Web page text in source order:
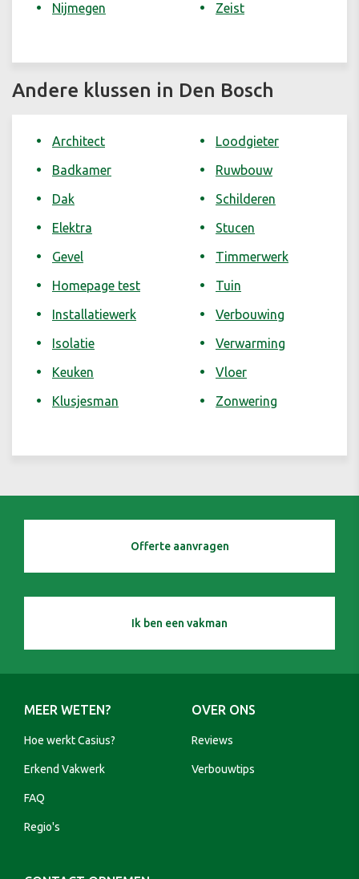
Nijmegen
Zeist
Andere klussen in Den Bosch
Architect
Badkamer
Dak
Elektra
Gevel
Homepage test
Installatiewerk
Isolatie
Keuken
Klusjesman
Loodgieter
Ruwbouw
Schilderen
Stucen
Timmerwerk
Tuin
Verbouwing
Verwarming
Vloer
Zonwering
Offerte aanvragen
Ik ben een vakman
MEER WETEN?
Hoe werkt Casius?
Erkend Vakwerk
FAQ
Regio's
OVER ONS
Reviews
Verbouwtips